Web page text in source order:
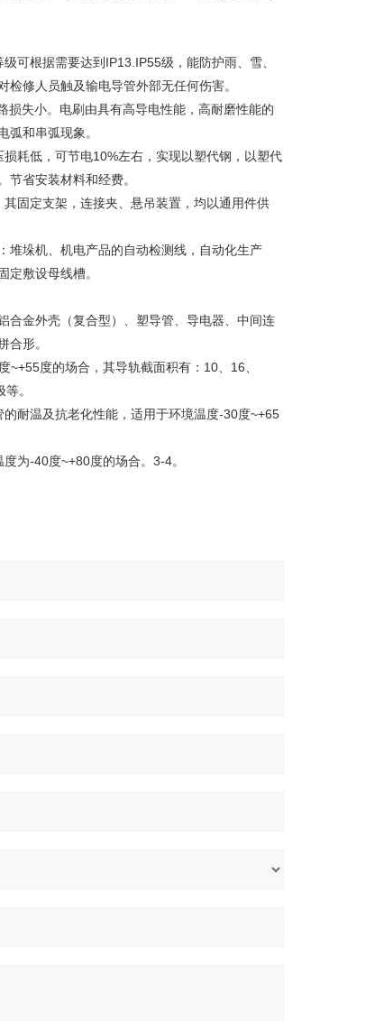
可根据需要达到IP13.IP55级，能防护雨、雪、
修人员触及输电导管外部无任何伤害。
损失小。电刷由具有高导电性能，高耐磨性能的
和串弧现象。
耗低，可节电10%左右，实现以塑代钢，以塑代
省安装材料和经费。
固定支架，连接夹、悬吊装置，均以通用件供
堆垛机、机电产品的自动检测线，自动化生产
敷设母线槽。
合金外壳（复合型）、塑导管、导电器、中间连
合形。
度的场合，其导轨截面积有：10、16、
。
耐温及抗老化性能，适用于环境温度-30度~+65
为-40度~+80度的场合。3-4。